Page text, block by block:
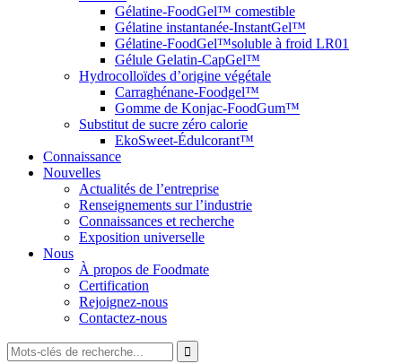
Gélatine-FoodGel™ comestible
Gélatine instantanée-InstantGel™
Gélatine-FoodGel™soluble à froid LR01
Gélule Gelatin-CapGel™
Hydrocolloïdes d’origine végétale
Carraghénane-Foodgel™
Gomme de Konjac-FoodGum™
Substitut de sucre zéro calorie
EkoSweet-Édulcorant™
Connaissance
Nouvelles
Actualités de l’entreprise
Renseignements sur l’industrie
Connaissances et recherche
Exposition universelle
Nous
À propos de Foodmate
Certification
Rejoignez-nous
Contactez-nous